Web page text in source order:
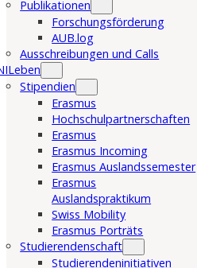
Publikationen
Forschungsförderung
AUB.log
Ausschreibungen und Calls
Stipendien
Erasmus
Hochschulpartnerschaften
Erasmus
Erasmus Incoming
Erasmus Auslandssemester
Erasmus
Auslandspraktikum
Swiss Mobility
Erasmus Porträts
Studierendenschaft
Studierendeninitiativen